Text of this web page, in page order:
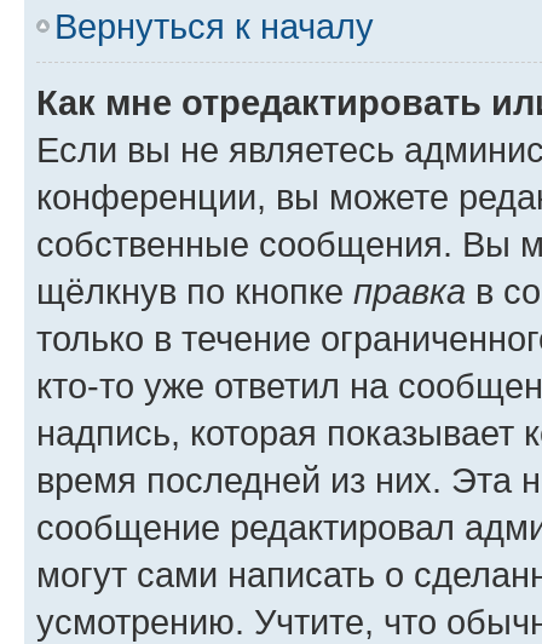
Вернуться к началу
Как мне отредактировать
Если вы не являетесь
конференции, вы можете
собственные сообщения. Вы
щёлкнув по кнопке правка в
только в течение
кто-то уже ответил на
надпись, которая показывает
время последней из них. Эта
сообщение редактировал
могут сами написать о
усмотрению. Учтите, что